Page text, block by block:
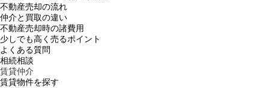
不動産売却の流れ
仲介と買取の違い
不動産売却時の諸費用
少しでも高く売るポイント
よくある質問
相続相談
賃貸仲介
賃貸物件を探す